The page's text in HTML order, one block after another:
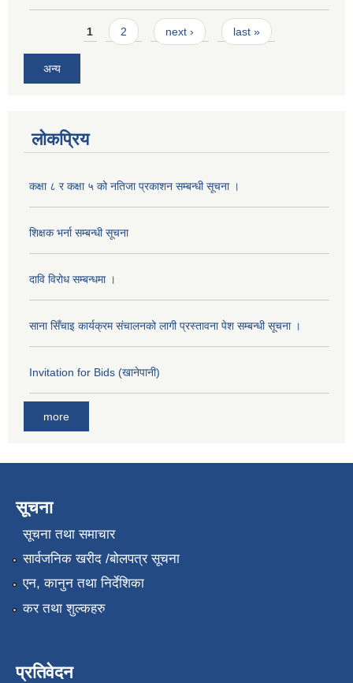
Pages1 2 next › last »
अन्य
लोकप्रिय
कक्षा ८ र कक्षा ५ को नतिजा प्रकाशन सम्बन्धी सूचना ।
शिक्षक भर्ना सम्बन्धी सूचना
दावि विरोध सम्बन्धमा ।
साना सिँचाइ कार्यक्रम संचालनको लागी प्रस्तावना पेश सम्बन्धी सूचना ।
Invitation for Bids (खानेपानी)
more
सूचना
सूचना तथा समाचार
सार्वजनिक खरीद /बोलपत्र सूचना
एन, कानुन तथा निर्देशिका
कर तथा शुल्कहरु
प्रतिवेदन